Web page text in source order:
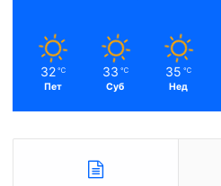
32 ℃
Пет
33 ℃
Суб
35 ℃
Нед